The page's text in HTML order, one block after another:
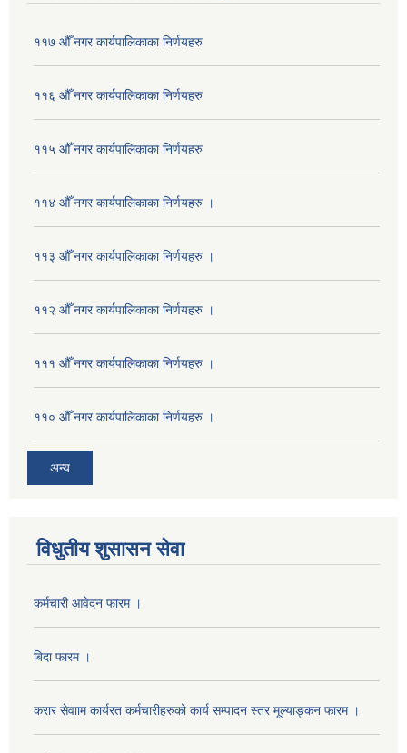
११७ औँ नगर कार्यपालिकाका निर्णयहरु
११६ औँ नगर कार्यपालिकाका निर्णयहरु
११५ औँ नगर कार्यपालिकाका निर्णयहरु
११४ औँ नगर कार्यपालिकाका निर्णयहरु ।
११३ औँ नगर कार्यपालिकाका निर्णयहरु ।
११२ औँ नगर कार्यपालिकाका निर्णयहरु ।
१११ औँ नगर कार्यपालिकाका निर्णयहरु ।
११० औँ नगर कार्यपालिकाका निर्णयहरु ।
अन्य
विधुतीय शुसासन सेवा
कर्मचारी आवेदन फारम ।
बिदा फारम ।
करार सेवााम कार्यरत कर्मचारीहरुको कार्य सम्पादन स्तर मूल्याङ्कन फारम ।